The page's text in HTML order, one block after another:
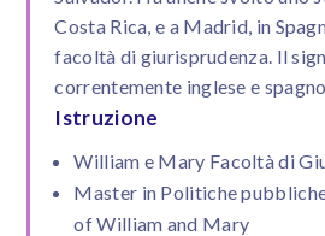
Costa Rica, e a Madrid, in
facoltà di giurisprudenza. Il
correntemente inglese e
Istruzione
William e Mary Facoltà di
Master in Politiche
of William and Mary